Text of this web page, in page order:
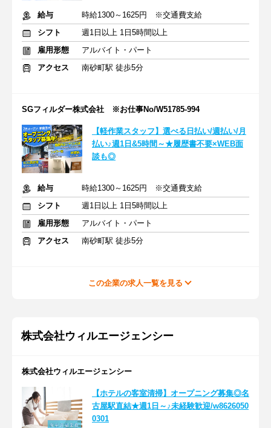
給与
時給1300～1625円 ※交通費支給
シフト
週1日以上 1日5時間以上
雇用形態
アルバイト・パート
アクセス
南砂町駅 徒歩5分
SGフィルダー株式会社 ※お仕事No/W51785-994
【軽作業スタッフ】選べる日払い/週払い/月
払い♪週1日&5時間～★履歴書不要×WEB面
談も◎
給与
時給1300～1625円 ※交通費支給
シフト
週1日以上 1日5時間以上
雇用形態
アルバイト・パート
アクセス
南砂町駅 徒歩5分
この企業の求人一覧を見る
株式会社ウィルエージェンシー
株式会社ウィルエージェンシー
【ホテルの客室清掃】オープニング募集◎名
古屋駅直結★週1日～♪未経験歓迎/w8626050
0301